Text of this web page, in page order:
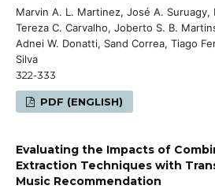
Marvin A. L. Martinez, José A. Suruagy,
Tereza C. Carvalho, Joberto S. B.
Adnei W. Donatti, Sand Correa, Tiago
Silva
322-333
PDF (ENGLISH)
Evaluating the Impacts of
Extraction Techniques with
Music Recommendation